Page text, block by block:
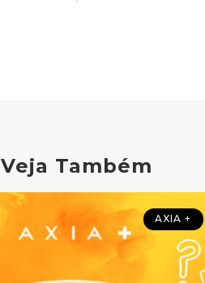
Veja Também
AXIA +